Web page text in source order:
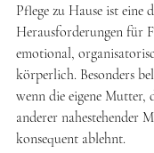
Pflege zu Hause ist eine
Herausforderungen für
emotional,
körperlich. Besonders
wenn die eigene Mutter,
anderer nahestehender
konsequent ablehnt.